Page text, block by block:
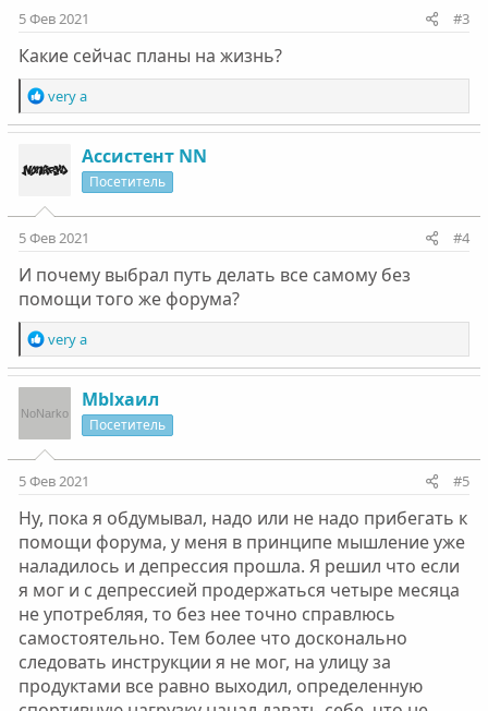
:
5 Фев 2021 #3
Какие сейчас планы на жизнь?
Р
е
а
ц
и
:
very a
Ассистент NN
Посетитель
5 Фев 2021 #4
И почему выбрал путь делать все самому без
помощи того же форума?
Р
е
а
ц
и
и
:
very a
Мblxaил
Посетитель
5 Фев 2021 #5
Ну, пока я обдумывал, надо или не надо прибегать к
помощи форума, у меня в принципе мышление уже
наладилось и депрессия прошла. Я решил что если
я мог и с депрессией продержаться четыре месяца
не употребляя, то без нее точно справлюсь
самостоятельно. Тем более что досконально
следовать инструкции я не мог, на улицу за
продуктами все равно выходил, определенную